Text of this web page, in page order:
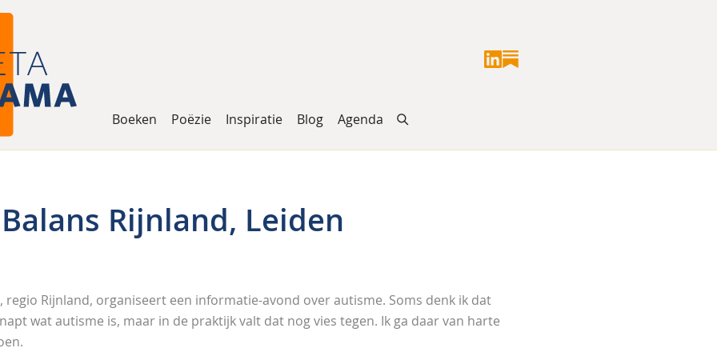
Boeken Poëzie Inspiratie Blog Agenda
Rijnland, Leiden
regio Rijnland, organiseert een informatie-avond over autisme. Soms denk ik dat
wat autisme is, maar in de praktijk valt dat nog vies tegen. Ik ga daar van harte